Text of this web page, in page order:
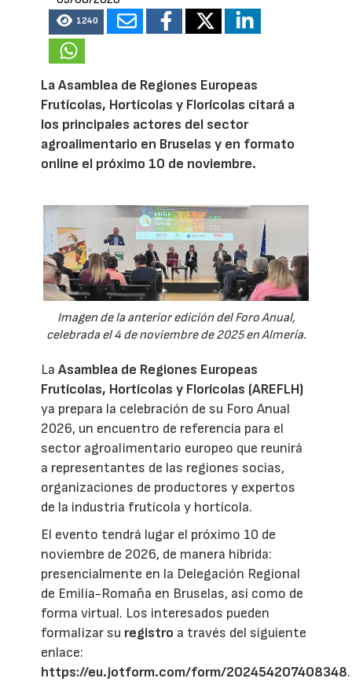
1240
La Asamblea de Regiones Europeas
Frutícolas, Hortícolas y Florícolas citará a
los principales actores del sector
agroalimentario en Bruselas y en formato
online el próximo 10 de noviembre.
Imagen de la anterior edición del Foro Anual,
celebrada el 4 de noviembre de 2025 en Almería.
LaAsamblea de Regiones Europeas
Frutícolas, Hortícolas y Florícolas (AREFLH)
ya prepara la celebración de su Foro Anual
2026, un encuentro de referencia para el
sector agroalimentario europeo que reunirá
a representantes de las regiones socias,
organizaciones de productores y expertos
de la industria frutícola y hortícola.
El evento tendrá lugar el próximo 10 de
noviembre de 2026, de manera híbrida:
presencialmente en la Delegación Regional
de Emilia-Romaña en Bruselas, así como de
forma virtual. Los interesados pueden
formalizar su registro a través del siguiente
enlace:
https://eu.jotform.com/form/202454207408348.